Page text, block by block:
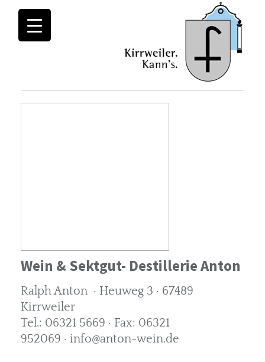
Wein & Sektgut- Destillerie Anton
Ralph Anton · Heuweg 3 · 67489
Kirrweiler
Tel.: 06321 5669 · Fax: 06321
952069 · info@anton-wein.de